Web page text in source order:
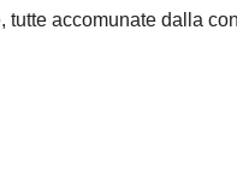
tutte accomunate dalla